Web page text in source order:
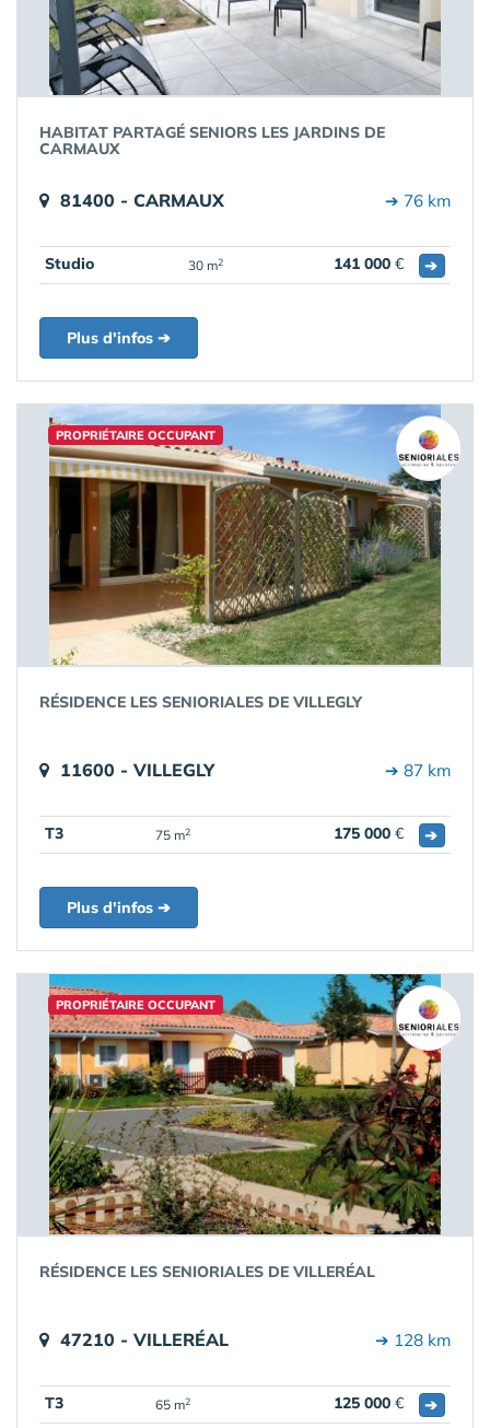
HABITAT PARTAGÉ SENIORS LES JARDINS DE
CARMAUX
81400 - CARMAUX ➔ 76 km
Studio 30 m2 141 000 € ➔
Plus d'infos ➔
PROPRIÉTAIRE OCCUPANT
RÉSIDENCE LES SENIORIALES DE VILLEGLY
11600 - VILLEGLY ➔ 87 km
T3 75 m2 175 000 € ➔
Plus d'infos ➔
PROPRIÉTAIRE OCCUPANT
RÉSIDENCE LES SENIORIALES DE VILLERÉAL
47210 - VILLERÉAL ➔ 128 km
T3 65 m2 125 000 € ➔